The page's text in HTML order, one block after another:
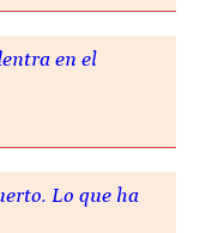
en el
Lo que ha